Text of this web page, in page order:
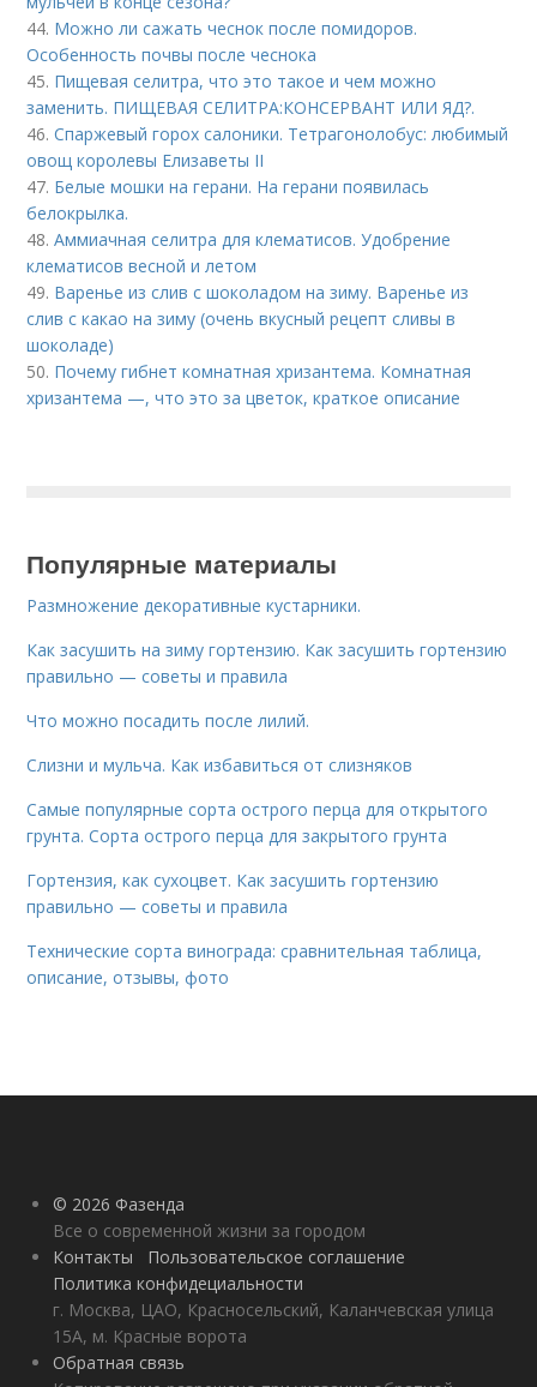
44. Можно ли сажать чеснок после помидоров.
Особенность почвы после чеснока
45. Пищевая селитра, что это такое и чем можно
заменить. ПИЩЕВАЯ СЕЛИТРА:КОНСЕРВАНТ ИЛИ ЯД?.
46.Спаржевый горох салоники. Тетрагонолобус: любимый
овощ королевы Елизаветы II
47. Белые мошки на герани. На герани появилась
белокрылка.
48.Аммиачная селитра для клематисов. Удобрение
клематисов весной и летом
49. Варенье из слив с шоколадом на зиму. Варенье из
слив с какао на зиму (очень вкусный рецепт сливы в
шоколаде)
50. Почему гибнет комнатная хризантема. Комнатная
хризантема —, что это за цветок, краткое описание
Популярные материалы
Размножение декоративные кустарники.
Как засушить на зиму гортензию. Как засушить гортензию
правильно — советы и правила
Что можно посадить после лилий.
Слизни и мульча. Как избавиться от слизняков
Самые популярные сорта острого перца для открытого
грунта. Сорта острого перца для закрытого грунта
Гортензия, как сухоцвет. Как засушить гортензию
правильно — советы и правила
Технические сорта винограда: сравнительная таблица,
описание, отзывы, фото
© 2026 Фазенда
Все о современной жизни за городом
Контакты
Пользовательское соглашение
Политика конфидециальности
г. Москва, ЦАО, Красносельский, Каланчевская улица
15А, м. Красные ворота
Обратная связь